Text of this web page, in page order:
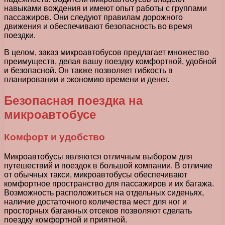
навыками вождения и имеют опыт работы с группами
пассажиров. Они следуют правилам дорожного
движения и обеспечивают безопасность во время
поездки.
В целом, заказ микроавтобусов предлагает множество
преимуществ, делая вашу поездку комфортной, удобной
и безопасной. Он также позволяет гибкость в
планировании и экономию времени и денег.
Безопасная поездка на
микроавтобусе
Комфорт и удобство
Микроавтобусы являются отличным выбором для
путешествий и поездок в большой компании. В отличие
от обычных такси, микроавтобусы обеспечивают
комфортное пространство для пассажиров и их багажа.
Возможность расположиться на отдельных сиденьях,
наличие достаточного количества мест для ног и
просторных багажных отсеков позволяют сделать
поездку комфортной и приятной.